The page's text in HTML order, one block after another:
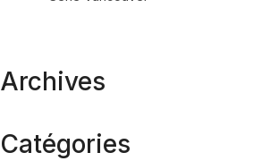
Archives
Catégories